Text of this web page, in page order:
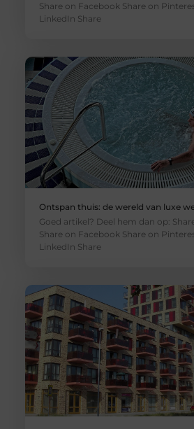
Share on Facebook Share on
LinkedIn Share
Ontspan thuis: de wereld van luxe
Goed artikel? Deel hem dan op:
Share on Facebook Share on
LinkedIn Share